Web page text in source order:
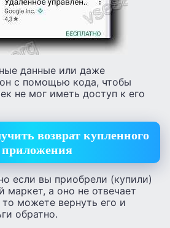
данные или даже
с помощью кода, чтобы
не мог иметь доступ к его
возврат купленного
приложения
если вы приобрели (купили)
маркет, а оно не отвечает
можете вернуть его и
обратно.